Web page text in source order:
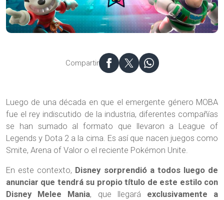
Compartir
Luego de una década en que el emergente género MOBA
fue el rey indiscutido de la industria, diferentes compañías
se han sumado al formato que llevaron a League of
Legends y Dota 2 a la cima. Es así que nacen juegos como
Smite, Arena of Valor o el reciente Pokémon Unite.
En este contexto, Disney sorprendió a todos luego de
anunciar que tendrá su propio título de este estilo con
Disney Melee Mania, que llegará exclusivamente a